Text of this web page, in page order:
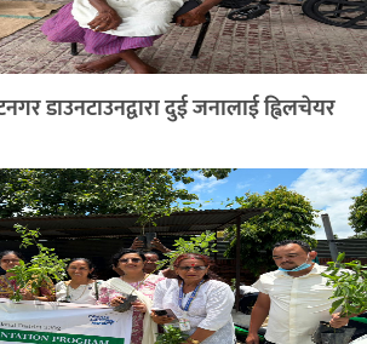
डाउनटाउनद्वारा दुई जनालाई ह्विलचेयर